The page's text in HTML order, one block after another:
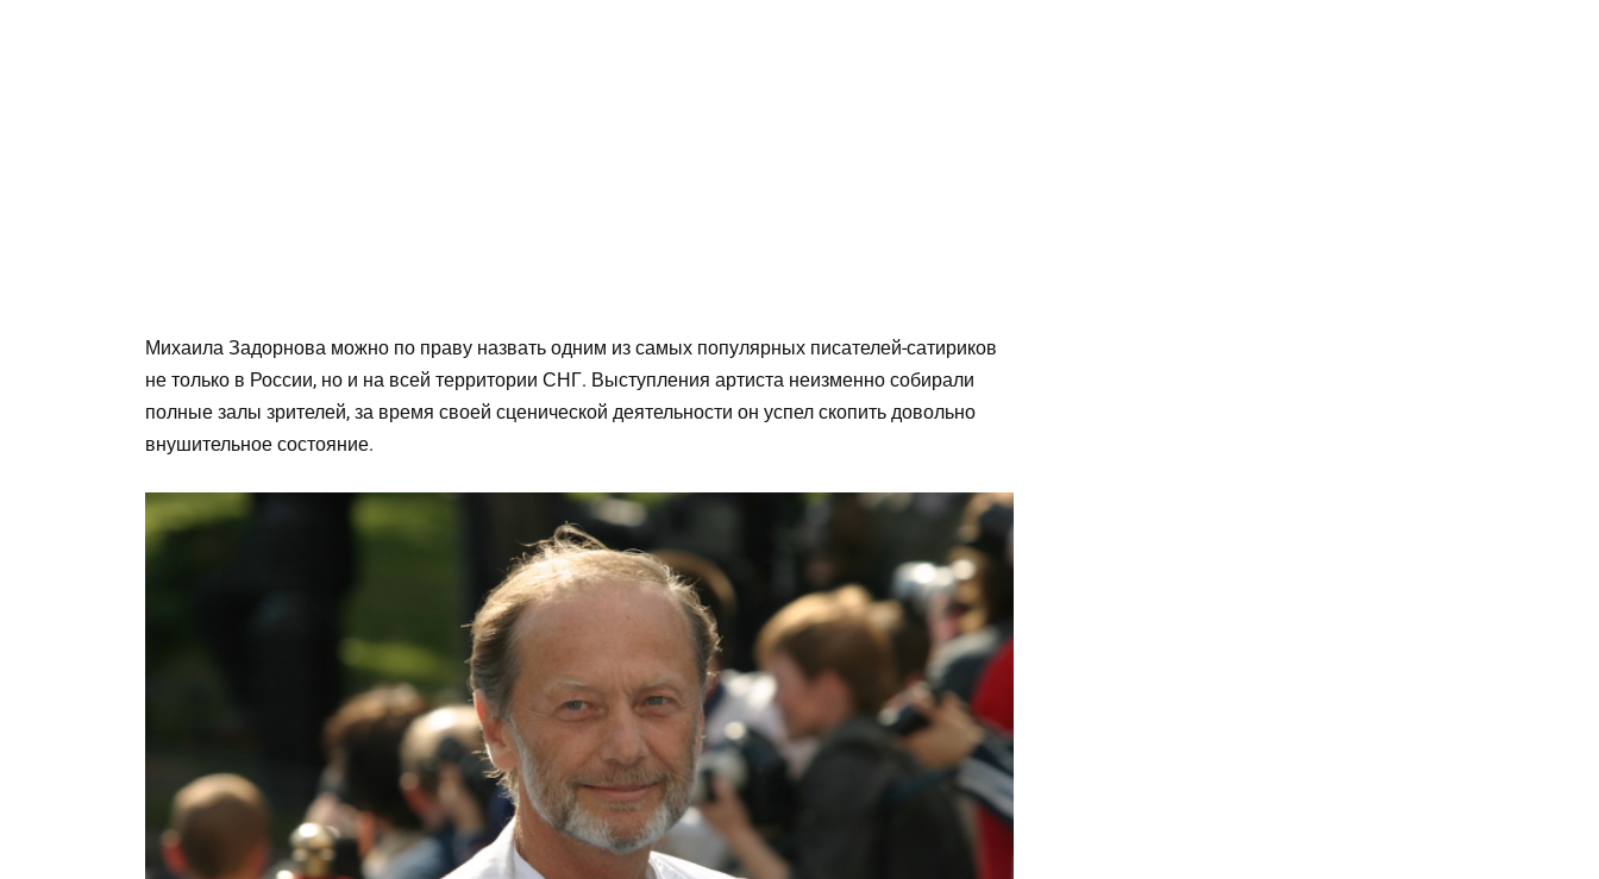
Михаила Задорнова можно по праву назвать одним из самых популярных писателей-сатириков
не только в России, но и на всей территории СНГ. Выступления артиста неизменно собирали
полные залы зрителей, за время своей сценической деятельности он успел скопить довольно
внушительное состояние.